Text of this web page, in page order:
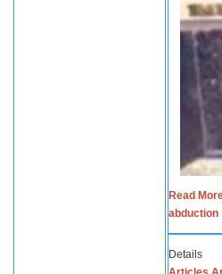
Read
abduction
Details